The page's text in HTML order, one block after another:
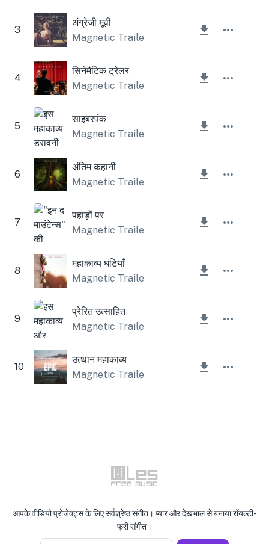
3
अंग्रेजी मूवी
Magnetic Trailer
4
सिनेमैटिक ट्रेलर
Magnetic Trailer
5
साइबरपंक
Magnetic Trailer
6
अंतिम कहानी
Magnetic Trailer
7
पहाड़ों पर
Magnetic Trailer
8
महाकाव्य घंटियाँ
Magnetic Trailer
9
प्रेरित उत्साहित
Magnetic Trailer
10
उत्थान महाकाव्य
Magnetic Trailer
आपके वीडियो प्रोजेक्ट्स के लिए सर्वश्रेष्ठ संगीत। प्यार और देखभाल से बनाया रॉयल्टी-
फ्री संगीत।